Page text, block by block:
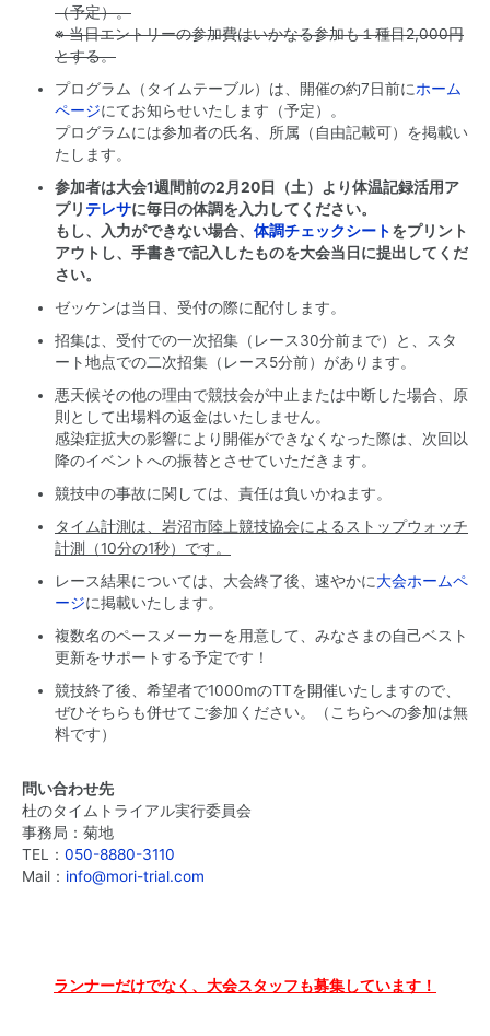
（予定）。
※ 当日エントリーの参加費はいかなる参加も１種目2,000円
とする。
プログラム（タイムテーブル）は、開催の約7日前にホーム
ページにてお知らせいたします（予定）。
プログラムには参加者の氏名、所属（自由記載可）を掲載い
たします。
参加者は大会1週間前の2月20日（土）より体温記録活用ア
プリ テレサに毎日の体調を入力してください。
もし、入力ができない場合、 体調チェックシートをプリント
アウトし、手書きで記入したものを大会当日に提出してくだ
さい。
ゼッケンは当日、受付の際に配付します。
招集は、受付での一次招集（レース30分前まで）と、スタ
ート地点での二次招集（レース5分前）があります。
悪天候その他の理由で競技会が中止または中断した場合、原
則として出場料の返金はいたしません。
感染症拡大の影響により開催ができなくなった際は、次回以
降のイベントへの振替とさせていただきます。
競技中の事故に関しては、責任は負いかねます。
タイム計測は、岩沼市陸上競技協会によるストップウォッチ
計測（10分の1秒）です。
レース結果については、大会終了後、速やかに大会ホームペ
ージに掲載いたします。
複数名のペースメーカーを用意して、みなさまの自己ベスト
更新をサポートする予定です！
競技終了後、希望者で1000mのTTを開催いたしますので、
ぜひそちらも併せてご参加ください。（こちらへの参加は無
料です）
問い合わせ先
杜のタイムトライアル実行委員会
事務局：菊地
TEL： 050-8880-3110
Mail： info@mori-trial.com
ランナーだけでなく、大会スタッフも募集しています！